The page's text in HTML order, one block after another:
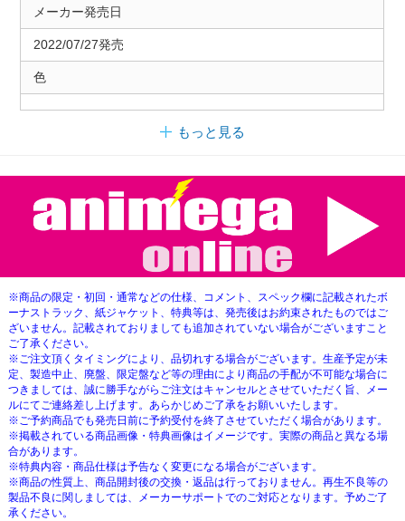
メーカー発売日
2022/07/27発売
色
もっと見る
※商品の限定・初回・通常などの仕様、コメント、スペック欄に記載されたボ
ーナストラック、紙ジャケット、特典等は、発売後はお約束されたものではご
ざいません。記載されておりましても追加されていない場合がございますこと
ご了承ください。
※ご注文頂くタイミングにより、品切れする場合がございます。生産予定が未
定、製造中止、廃盤、限定盤など等の理由により商品の手配が不可能な場合に
つきましては、誠に勝手ながらご注文はキャンセルとさせていただく旨、メー
ルにてご連絡差し上げます。あらかじめご了承をお願いいたします。
※ご予約商品でも発売日前に予約受付を終了させていただく場合があります。
※掲載されている商品画像・特典画像はイメージです。実際の商品と異なる場
合があります。
※特典内容・商品仕様は予告なく変更になる場合がございます。
※商品の性質上、商品開封後の交換・返品は行っておりません。再生不良等の
製品不良に関しましては、メーカーサポートでのご対応となります。予めご了
承ください。